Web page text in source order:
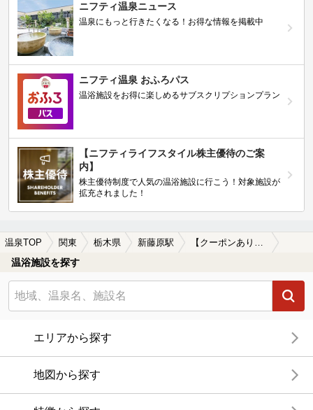
ニフティ温泉ニュース
温泉にもっと行きたくなる！お得な情報を掲載中
ニフティ温泉 おふろパス
温浴施設をお得に楽しめるサブスクリプションプラン
【ニフティライフスタイル株主優待のご案
内】
株主優待制度で人気の温浴施設に行こう！対象施設が
拡充されました！
温泉TOP 関東 栃木県 新藤原駅 【クーポンあり】源泉かけ流しが楽しめる新藤原駅近くの温泉、日帰り温泉、スーパー銭湯おすすめ
温浴施設を探す
エリアから探す
地図から探す